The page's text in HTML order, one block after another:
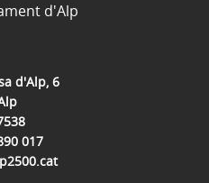
d'Alp, 6
017
d'Alp